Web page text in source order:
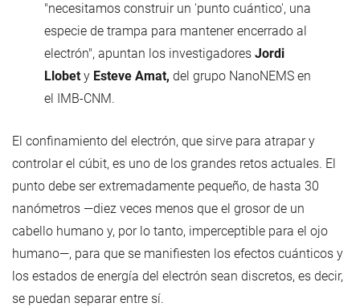
"necesitamos construir un 'punto cuántico', una
especie de trampa para mantener encerrado al
electrón", apuntan los investigadores Jordi
Llobet y Esteve Amat, del grupo NanoNEMS en
el IMB-CNM.
El confinamiento del electrón, que sirve para atrapar y
controlar el cúbit, es uno de los grandes retos actuales. El
punto debe ser extremadamente pequeño, de hasta 30
nanómetros —diez veces menos que el grosor de un
cabello humano y, por lo tanto, imperceptible para el ojo
humano—, para que se manifiesten los efectos cuánticos y
los estados de energía del electrón sean discretos, es decir,
se puedan separar entre sí.